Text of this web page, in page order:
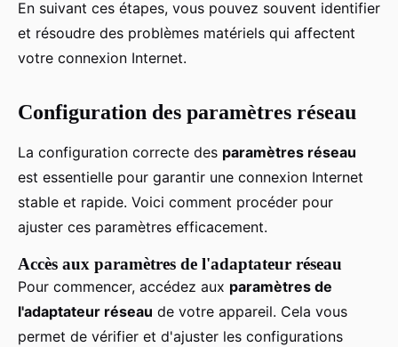
En suivant ces étapes, vous pouvez souvent identifier
et résoudre des problèmes matériels qui affectent
votre connexion Internet.
Configuration des paramètres réseau
La configuration correcte des paramètres réseau
est essentielle pour garantir une connexion Internet
stable et rapide. Voici comment procéder pour
ajuster ces paramètres efficacement.
Accès aux paramètres de l'adaptateur réseau
Pour commencer, accédez aux paramètres de
l'adaptateur réseau de votre appareil. Cela vous
permet de vérifier et d'ajuster les configurations